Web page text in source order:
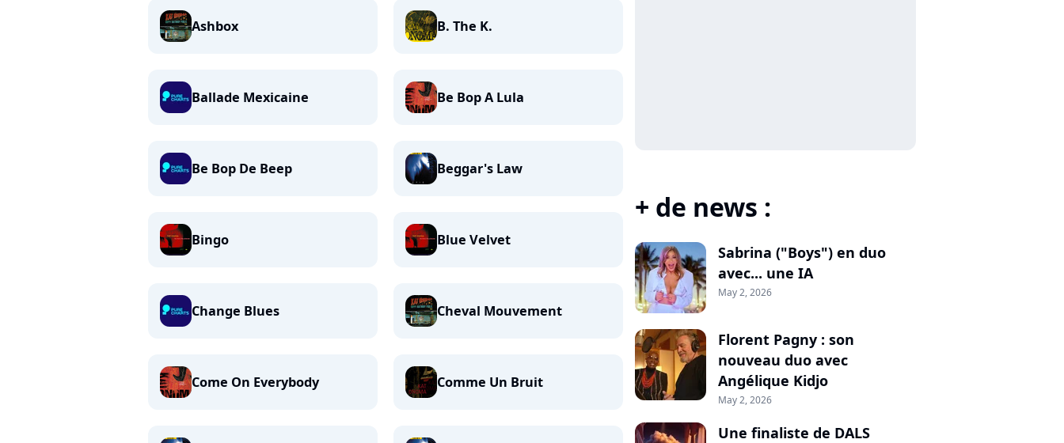
Ashbox B. The K.
Ballade Mexicaine Be Bop A Lula
Be Bop De Beep Beggar's Law
Bingo Blue Velvet
Change Blues Cheval Mouvement
Come On Everybody Comme Un Bruit
+ de news :
Sabrina ("Boys") en duo
avec... une IA
May 2, 2026
Florent Pagny : son
nouveau duo avec
Angélique Kidjo
May 2, 2026
Une finaliste de DALS